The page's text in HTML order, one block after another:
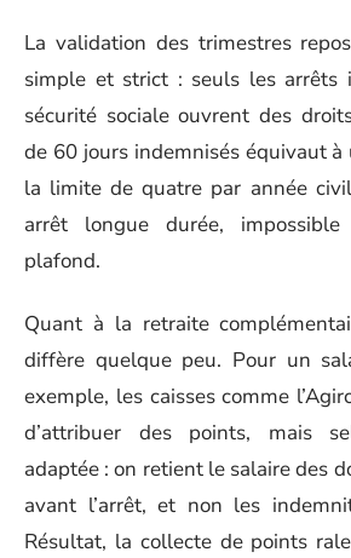
La validation des trimestres
simple et strict : seuls les arrêts
sécurité sociale ouvrent des
de 60 jours indemnisés équivaut
la limite de quatre par année
arrêt longue durée,
plafond.
Quant à la retraite
diffère quelque peu. Pour un
exemple, les caisses comme
d’attribuer des points, mais
adaptée : on retient le salaire des
avant l’arrêt, et non les
Résultat, la collecte de points